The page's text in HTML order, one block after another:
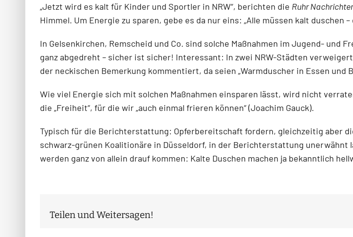
„Jetzt wird es kalt für Kinder und Sportler in NRW“, berichten die Ruhr
Himmel. Um Energie zu sparen, gebe es da nur eins: „Alle müssen kalt duschen
In Gelsenkirchen, Remscheid und Co. sind solche Maßnahmen im Jugend- und
ganz abgedreht – sicher ist sicher! Interessant: In zwei NRW-Städten
der neckischen Bemerkung kommentiert, da seien „Warmduscher in Essen und
Wie viel Energie sich mit solchen Maßnahmen einsparen lässt, wird nicht
die „Freiheit“, für die wir „auch einmal frieren können“ (Joachim Gauck).
Typisch für die Berichterstattung: Opferbereitschaft fordern, gleichzeitig aber
schwarz-grünen Koalitionäre in Düsseldorf, in der Berichterstattung unerwähnt
werden ganz von allein drauf kommen: Kalte Duschen machen ja bekanntlich
Teilen und Weitersagen!